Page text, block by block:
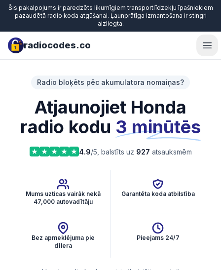
Šis pakalpojums ir paredzēts likumīgiem transportlīdzekļu īpašniekiem
pazaudētā radio koda atgūšanai. Ļaunprātīga izmantošana ir stingri
aizliegta.
radiocodes.co
Radio bloķēts pēc akumulatora nomaiņas?
Atjaunojiet Honda
radio kodu 3 minūtēs
4.9/5, balstīts uz 927 atsauksmēm
Mums uzticas vairāk nekā
47,000 autovadītāju
Garantēta koda atbilstība
Bez apmeklējuma pie
dīlera
Pieejams 24/7